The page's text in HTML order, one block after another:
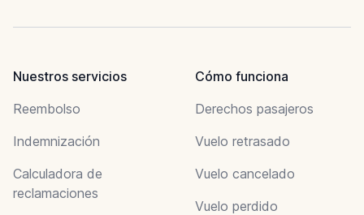
Nuestros servicios
Reembolso
Indemnización
Calculadora de
reclamaciones
Cómo funciona
Derechos pasajeros
Vuelo retrasado
Vuelo cancelado
Vuelo perdido